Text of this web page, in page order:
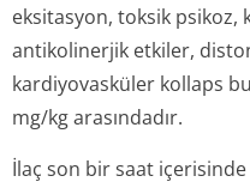
eksitasyon, toksik psikoz,
antikolinerjik etkiler,
kardiyovasküler kollaps
mg/kg arasındadır.
İlaç son bir saat içerisinde